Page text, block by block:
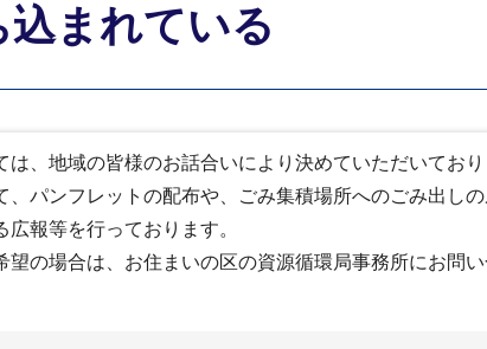
まれている
、地域の皆様のお話合いにより決めていただいており
パンフレットの配布や、ごみ集積場所へのごみ出し
報等を行っております。
の場合は、お住まいの区の資源循環局事務所にお問い